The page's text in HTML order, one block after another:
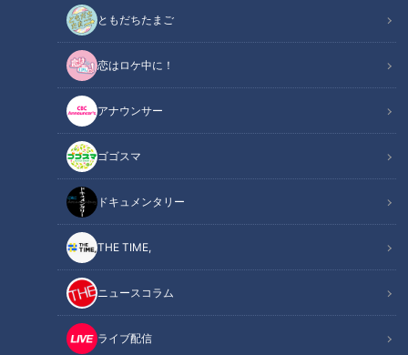
ともだちたまご
恋はロケ中に！
アナウンサー
ゴゴスマ
ドキュメンタリー
THE TIME,
ニュースコラム
ライブ配信
この記事を見たあなたへのおすすめ
V2めざすドラゴンズ新応援歌に